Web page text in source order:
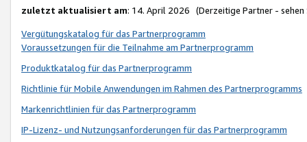
zuletzt aktualisiert am: 14. April 2026 (Derzeitige Partner - sehen
Vergütungskatalog für das Partnerprogramm
Voraussetzungen für die Teilnahme am Partnerprogramm
Produktkatalog für das Partnerprogramm
Richtlinie für Mobile Anwendungen im Rahmen des Partnerprogramms
Markenrichtlinien für das Partnerprogramm
IP-Lizenz- und Nutzungsanforderungen für das Partnerprogramm